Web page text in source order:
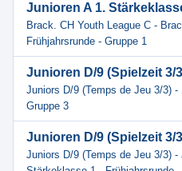
Junioren A 1.
Brack. CH Youth League C -
Frühjahrsrunde - Gruppe 1
Junioren D/9 (Spielzeit 3/
Juniors D/9 (Temps de Jeu 3/3)
Gruppe 3
Junioren D/9 (Spielzeit 3/
Juniors D/9 (Temps de Jeu 3/3)